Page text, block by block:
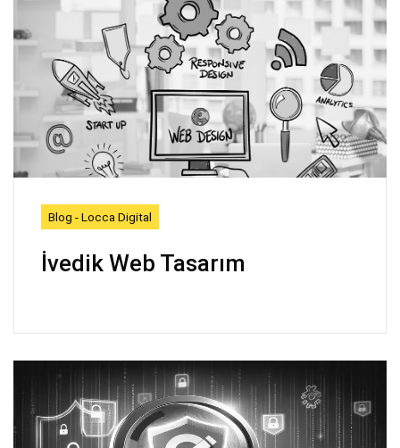
Blog - Locca Digital
İvedik Web Tasarım